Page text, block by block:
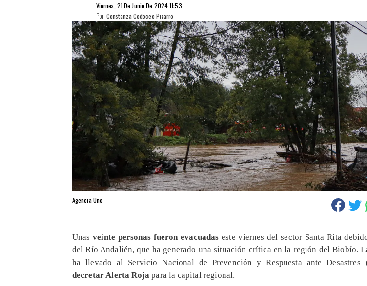
Viernes, 21 De Junio De 2024 11:53
Constanza Codoceo Pizarro
Por
Agencia Uno
Unasveinte personas fueron evacuadas este viernes del sector Santa Rita
del Río Andalién, que ha generado una situación crítica en la región del Biobío.
ha llevado al Servicio Nacional de Prevención y Respuesta ante Desastres
decretar Alerta Roja para la capital regional.